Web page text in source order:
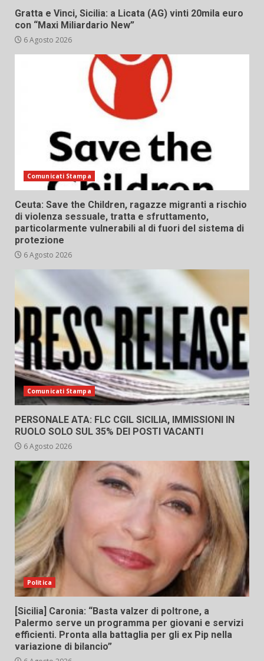
Gratta e Vinci, Sicilia: a Licata (AG) vinti 20mila euro
con “Maxi Miliardario New”
6 Agosto 2026
Comunicati Stampa
Ceuta: Save the Children, ragazze migranti a rischio
di violenza sessuale, tratta e sfruttamento,
particolarmente vulnerabili al di fuori del sistema di
protezione
6 Agosto 2026
Comunicati Stampa
PERSONALE ATA: FLC CGIL SICILIA, IMMISSIONI IN
RUOLO SOLO SUL 35% DEI POSTI VACANTI
6 Agosto 2026
Politica
[Sicilia] Caronia: “Basta valzer di poltrone, a
Palermo serve un programma per giovani e servizi
efficienti. Pronta alla battaglia per gli ex Pip nella
variazione di bilancio”